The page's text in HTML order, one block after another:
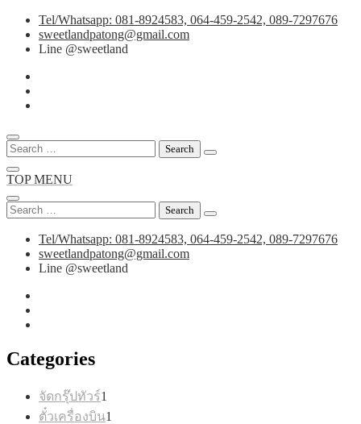
Skip
content
Tel/Whatsapp: 081-8924583, 064-459-2542, 089-7297676
sweetlandpatong@gmail.com
Line @sweetland
Search
for:
TOP MENU
Search
for:
Tel/Whatsapp: 081-8924583, 064-459-2542, 089-7297676
sweetlandpatong@gmail.com
Line @sweetland
Categories
จัดกรุ๊ปทัวร์1
ตั๋วเครื่องบิน1